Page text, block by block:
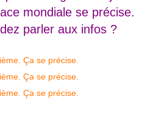
mondiale se précise.
parler aux infos ?